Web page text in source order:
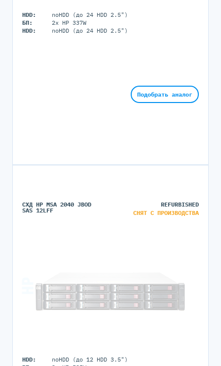
HDD:
noHDD (до 24 HDD 2.5")
БП:
2x HP 337W
HDD:
noHDD (до 24 HDD 2.5")
Подобрать аналог
СХД HP MSA 2040 JBOD
SAS 12LFF
REFURBISHED
СНЯТ С ПРОИЗВОДСТВА
HDD:
noHDD (до 12 HDD 3.5")